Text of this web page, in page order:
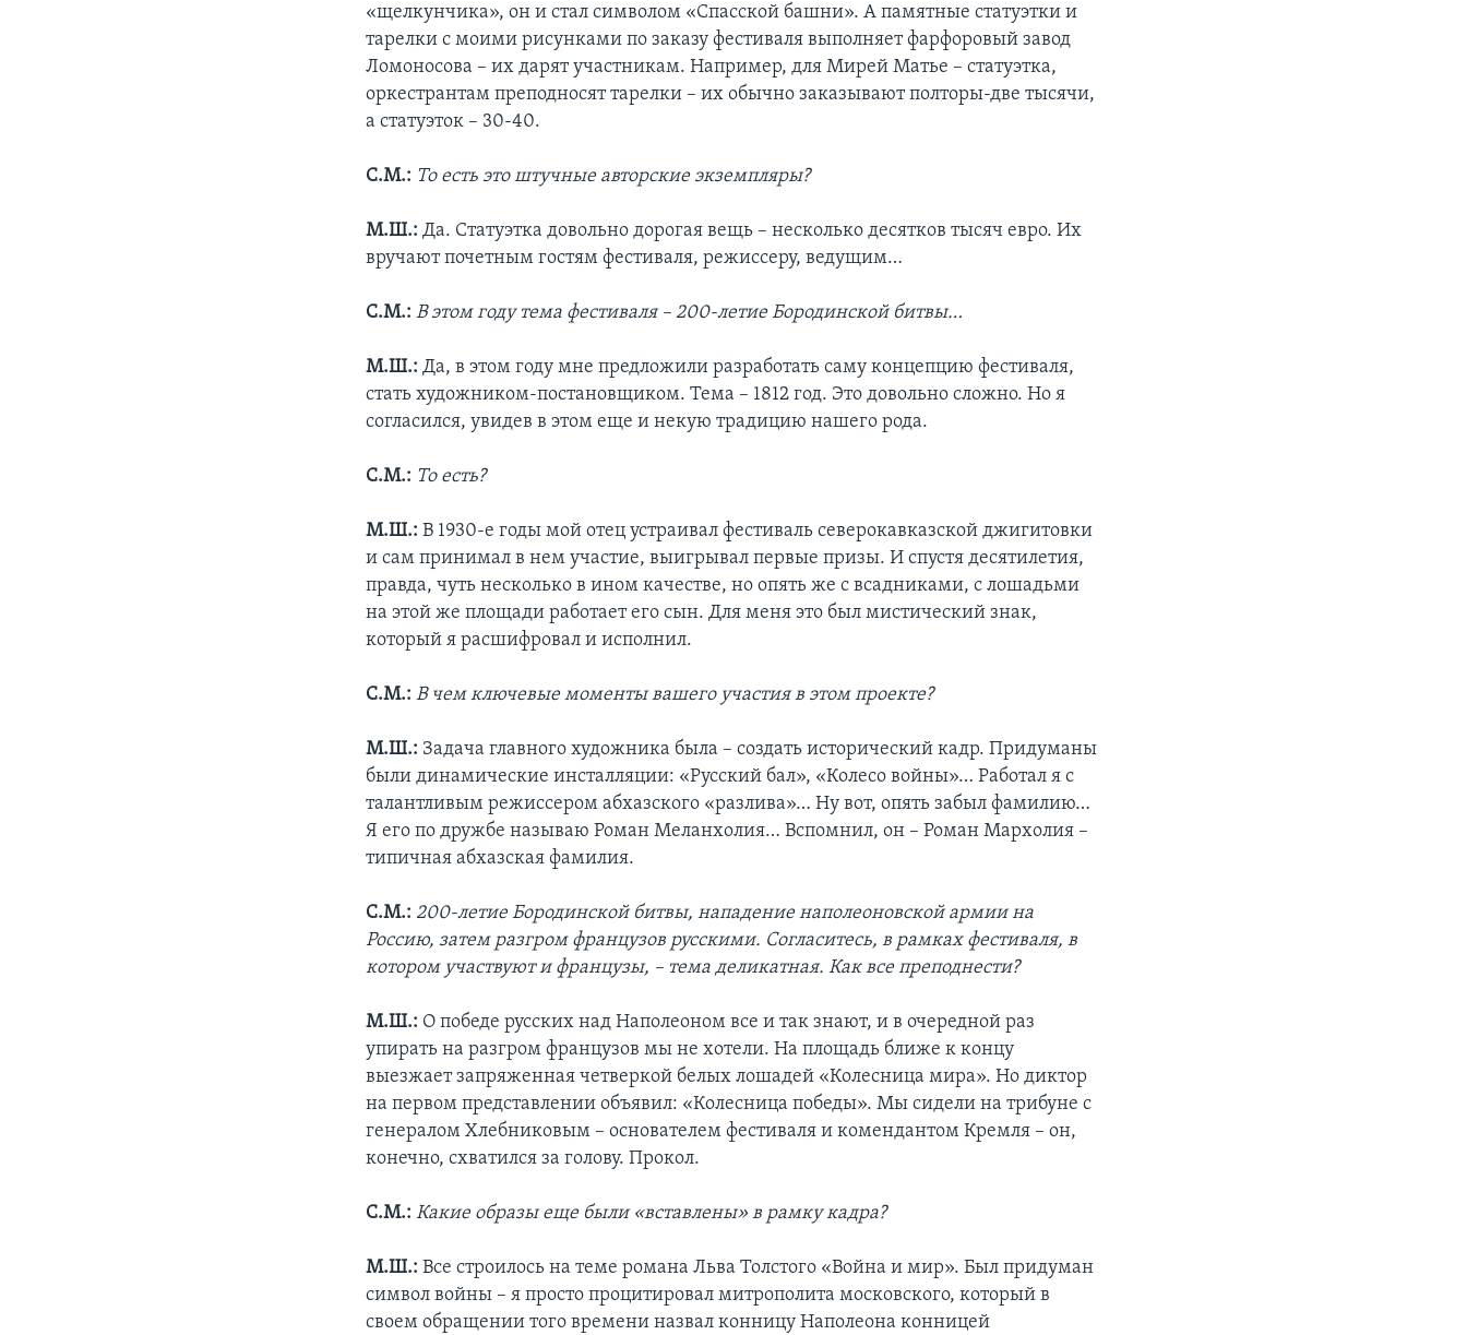
«щелкунчика», он и стал символом «Спасской башни». А памятные статуэтки и
тарелки с моими рисунками по заказу фестиваля выполняет фарфоровый завод
Ломоносова – их дарят участникам. Например, для Мирей Матье – статуэтка,
оркестрантам преподносят тарелки – их обычно заказывают полторы-две тысячи,
а статуэток – 30-40.
С.М.: То есть это штучные авторские экземпляры?
М.Ш.: Да. Статуэтка довольно дорогая вещь – несколько десятков тысяч евро. Их
вручают почетным гостям фестиваля, режиссеру, ведущим…
С.М.: В этом году тема фестиваля – 200-летие Бородинской битвы…
М.Ш.: Да, в этом году мне предложили разработать саму концепцию фестиваля,
стать художником-постановщиком. Тема – 1812 год. Это довольно сложно. Но я
согласился, увидев в этом еще и некую традицию нашего рода.
С.М.: То есть?
М.Ш.: В 1930-е годы мой отец устраивал фестиваль северокавказской джигитовки
и сам принимал в нем участие, выигрывал первые призы. И спустя десятилетия,
правда, чуть несколько в ином качестве, но опять же с всадниками, с лошадьми
на этой же площади работает его сын. Для меня это был мистический знак,
который я расшифровал и исполнил.
С.М.: В чем ключевые моменты вашего участия в этом проекте?
М.Ш.: Задача главного художника была – создать исторический кадр. Придуманы
были динамические инсталляции: «Русский бал», «Колесо войны»… Работал я с
талантливым режиссером абхазского «разлива»… Ну вот, опять забыл фамилию…
Я его по дружбе называю Роман Меланхолия… Вспомнил, он – Роман Мархолия –
типичная абхазская фамилия.
С.М.: 200-летие Бородинской битвы, нападение наполеоновской армии на
Россию, затем разгром французов русскими. Согласитесь, в рамках фестиваля, в
котором участвуют и французы, – тема деликатная. Как все преподнести?
М.Ш.: О победе русских над Наполеоном все и так знают, и в очередной раз
упирать на разгром французов мы не хотели. На площадь ближе к концу
выезжает запряженная четверкой белых лошадей «Колесница мира». Но диктор
на первом представлении объявил: «Колесница победы». Мы сидели на трибуне с
генералом Хлебниковым – основателем фестиваля и комендантом Кремля – он,
конечно, схватился за голову. Прокол.
С.М.: Какие образы еще были «вставлены» в рамку кадра?
М.Ш.: Все строилось на теме романа Льва Толстого «Война и мир». Был придуман
символ войны – я просто процитировал митрополита московского, который в
своем обращении того времени назвал конницу Наполеона конницей